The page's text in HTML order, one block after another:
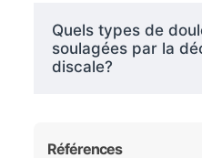
Quels types de
soulagées par la
discale?
Références